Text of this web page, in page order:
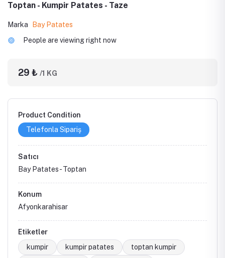
Toptan - Kumpir Patates - Taze
Marka
Bay Patates
People are viewing right now
29 ₺ /1 KG
Product Condition
Telefonla Sipariş
Satıcı
Bay Patates - Toptan
Konum
Afyonkarahisar
Etiketler
kumpir
kumpir patates
toptan kumpir